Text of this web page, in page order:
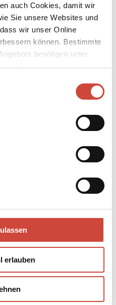
auch Cookies, damit wir
Sie unsere Websites und
wir unser Online
können. Bestimmte
benötigen unter
von Cookies von
erlauben
Gute Nacht, lieber Panda